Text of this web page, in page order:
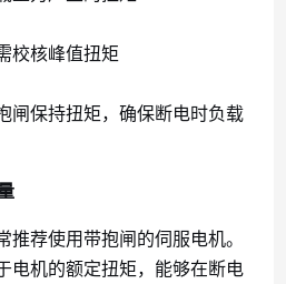
校核峰值扭矩
闸保持扭矩，确保断电时负载
荐使用带抱闸的伺服电机。
电机的额定扭矩，能够在断电